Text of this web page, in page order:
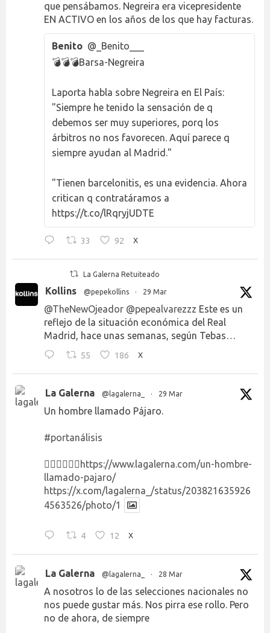
que pensábamos. Negreira era vicepresidente
EN ACTIVO en los años de los que hay facturas.
Benito @_Benito___
💣💣💣Barsa-Negreira
Laporta habla sobre Negreira en El País:
"Siempre he tenido la sensación de q
debemos ser muy superiores, porq los
árbitros no nos favorecen. Aquí parece q
siempre ayudan al Madrid."
"Tienen barcelonitis, es una evidencia. Ahora
critican q contratáramos a
https://t.co/lRqryjUDTE
33 92 X
La Galerna Retuiteado
Kollins @pepekollins · 29 Mar
@TheNewOjeador @pepealvarezzz Este es un
reflejo de la situación económica del Real
Madrid, hace unas semanas, según Tebas…
55 186 X
La Galerna @lagalerna_ · 29 Mar
Un hombre llamado Pájaro.
#portanálisis
👉🏻👉🏻👉🏻 https://www.lagalerna.com/un-hombre-
llamado-pajaro/
https://x.com/lagalerna_/status/203821635926
4563526/photo/1
4 12 X
La Galerna @lagalerna_ · 28 Mar
A nosotros lo de las selecciones nacionales no
nos puede gustar más. Nos pirra ese rollo. Pero
no de ahora, de siempre